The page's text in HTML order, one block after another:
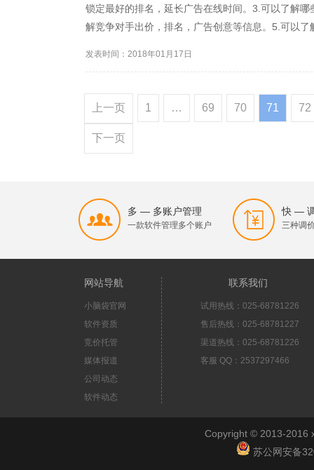
锁定最好的排名，延长广告在线时间。3.可以了解
解竞争对手出价，排名，广告创意等信息。5.可以
发表时间：2018年01月17日
上一页 1 … 69 70 71 72
下一页
多 — 多账户管理
一款软件管理多个账户
快 —
三种调
网站导航
小脑袋官网
软件资质
竞价托管
媒体报道
公司动态
软件动态
联系我们
试用热线：025-68781226
售后热线：025-68781227
渠道热线：025-68781226
客服 QQ：2537297466
Copyright © 2013-2016
苏公网安备